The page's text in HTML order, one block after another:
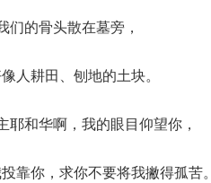
们的骨头散在墓旁，
人耕田、刨地的土块。
耶和华啊，我的眼目仰望你，
靠你，求你不要将我撇得孤苦。